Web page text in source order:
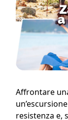
Affrontare
resistenza e,